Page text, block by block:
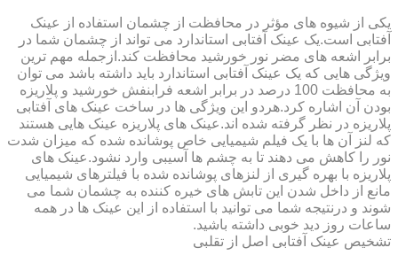
یکی از شیوه های مؤثر در محافظت از چشمان استفاده از عینک
آفتابی است.یک عینک آفتابی استاندارد می تواند از چشمان شما در
برابر اشعه های مضر نور خورشید محافظت کند.ازجمله مهم ترین
ویژگی هایی که یک عینک آفتابی استاندارد باید داشته باشد می توان
به محافظت 100 درصد در برابر اشعه فرابنفش خورشید و پلاریزه
بودن آن اشاره کرد.هردو این ویژگی ها در ساخت عینک های آفتابی
پلاریزه در نظر گرفته شده اند.عینک های پلاریزه عینک هایی هستند
که لنز آن ها با یک فیلم شیمیایی خاص پوشانده شده که میزان شدت
نور را کاهش می دهند تا به چشم ها آسیبی وارد نشود.عینک های
پلاریزه با بهره گیری از لنزهای پوشانده شده با فیلترهای شیمیایی
مانع از داخل شدن این تابش های خیره کننده به چشمان شما می
شوند و درنتیجه شما می توانید با استفاده از این عینک ها در همه
ساعات روز دید خوبی داشته باشید.
تشخیص عینک آفتابی اصل از تقلبی